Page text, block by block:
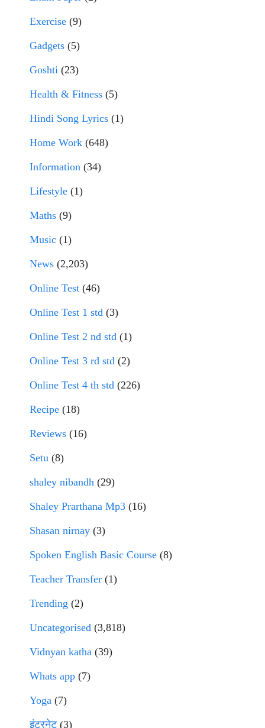
Exercise (9)
Gadgets (5)
Goshti (23)
Health & Fitness (5)
Hindi Song Lyrics (1)
Home Work (648)
Information (34)
Lifestyle (1)
Maths (9)
Music (1)
News (2,203)
Online Test (46)
Online Test 1 std (3)
Online Test 2 nd std (1)
Online Test 3 rd std (2)
Online Test 4 th std (226)
Recipe (18)
Reviews (16)
Setu (8)
shaley nibandh (29)
Shaley Prarthana Mp3 (16)
Shasan nirnay (3)
Spoken English Basic Course (8)
Teacher Transfer (1)
Trending (2)
Uncategorised (3,818)
Vidnyan katha (39)
Whats app (7)
Yoga (7)
इंटरनेट(3)